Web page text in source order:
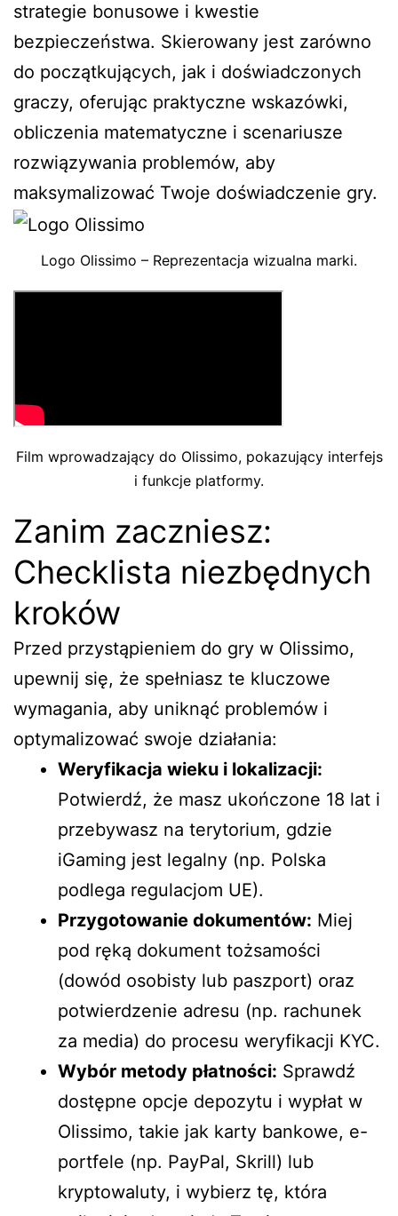
strategie bonusowe i kwestie
bezpieczeństwa. Skierowany jest zarówno
do początkujących, jak i doświadczonych
graczy, oferując praktyczne wskazówki,
obliczenia matematyczne i scenariusze
rozwiązywania problemów, aby
maksymalizować Twoje doświadczenie gry.
Logo Olissimo – Reprezentacja wizualna marki.
Film wprowadzający do Olissimo, pokazujący interfejs
i funkcje platformy.
Zanim zaczniesz:
Checklista niezbędnych
kroków
Przed przystąpieniem do gry w Olissimo,
upewnij się, że spełniasz te kluczowe
wymagania, aby uniknąć problemów i
optymalizować swoje działania:
Weryfikacja wieku i lokalizacji:
Potwierdź, że masz ukończone 18 lat i
przebywasz na terytorium, gdzie
iGaming jest legalny (np. Polska
podlega regulacjom UE).
Przygotowanie dokumentów: Miej
pod ręką dokument tożsamości
(dowód osobisty lub paszport) oraz
potwierdzenie adresu (np. rachunek
za media) do procesu weryfikacji KYC.
Wybór metody płatności: Sprawdź
dostępne opcje depozytu i wypłat w
Olissimo, takie jak karty bankowe, e-
portfele (np. PayPal, Skrill) lub
kryptowaluty, i wybierz tę, która